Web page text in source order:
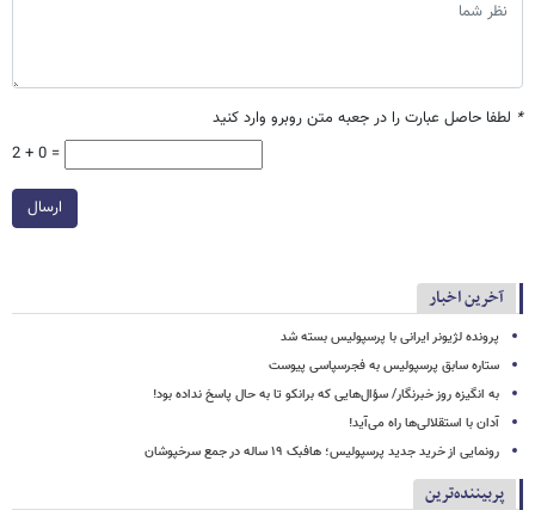
* لطفا حاصل عبارت را در جعبه متن روبرو وارد کنید
2 + 0 =
ارسال
آخرین اخبار
پرونده لژیونر ایرانی با پرسپولیس بسته شد
ستاره سابق پرسپولیس به فجرسپاسی پیوست
به انگیزه روز خبرنگار/ سؤال‌هایی که برانکو تا به حال پاسخ نداده بود!
آدان با استقلالی‌ها راه می‌آید!
رونمایی از خرید جدید پرسپولیس؛ هافبک ۱۹ ساله در جمع سرخپوشان
پربیننده‌ترین